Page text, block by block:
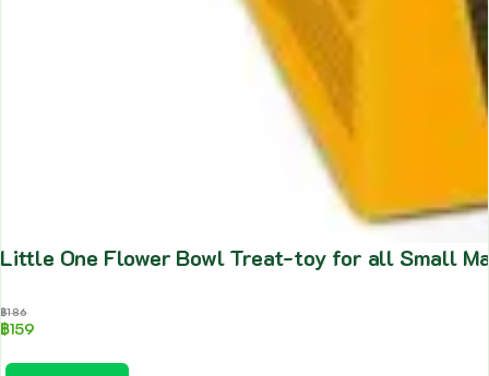
Little One Flower Bowl Treat-toy for all Small
฿186
฿159